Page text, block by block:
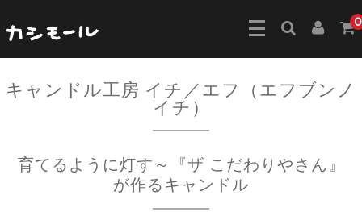
0
キャンドル工房 イチ／エフ（エフブンノ
イチ）
育てるように灯す～『ザ こだわりやさん』
が作るキャンドル